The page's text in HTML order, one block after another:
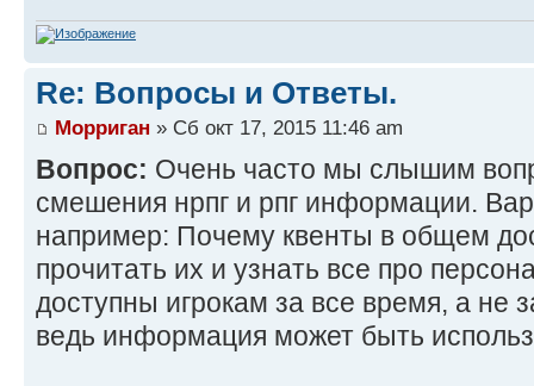
Re: Вопросы и Ответы.
Морриган » Сб окт 17, 2015 11:46 am
Вопрос: Очень часто мы слышим
смешения нрпг и рпг информации.
например: Почему квенты в общем
прочитать их и узнать все про
доступны игрокам за все время, а не
ведь информация может быть